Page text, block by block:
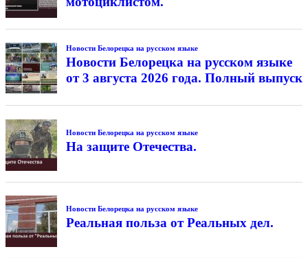
Новости Белорецка на русском языке
Новости Белорецка на русском языке
от 3 августа 2026 года. Полный выпуск
Новости Белорецка на русском языке
На защите Отечества.
Новости Белорецка на русском языке
Реальная польза от Реальных дел.